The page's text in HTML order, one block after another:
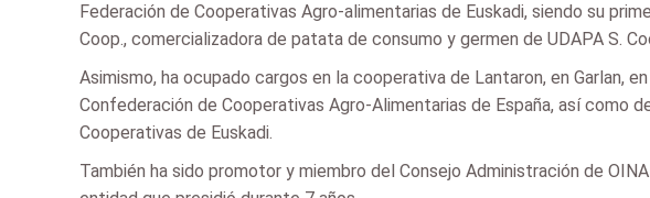
Federación de Cooperativas Agro-alimentarias de Euskadi, siendo su
Coop., comercializadora de patata de consumo y germen de UDAPA S.
Asimismo, ha ocupado cargos en la cooperativa de Lantaron, en Garlan,
Confederación de Cooperativas Agro-Alimentarias de España, así como
Cooperativas de Euskadi.
También ha sido promotor y miembro del Consejo Administración de